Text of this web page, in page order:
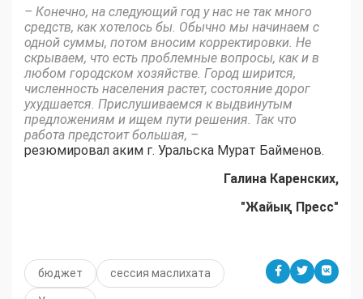
– Конечно, на следующий год у нас не так много
средств, как хотелось бы. Обычно мы начинаем с
одной суммы, потом вносим корректировки. Не
скрываем, что есть проблемные вопросы, как и в
любом городском хозяйстве. Город ширится,
численность населения растет, состояние дорог
ухудшается. Прислушиваемся к выдвинутым
предложениям и ищем пути решения. Так что
работа предстоит большая, –
резюмировал аким г. Уральска Мурат Байменов.
Галина Каренских,
"Жайық Пресс"
бюджет сессия маслихата